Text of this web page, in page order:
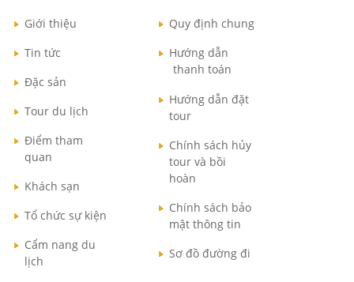
Giới thiệu
Tin tức
Đặc sản
Tour du lịch
Điểm tham
quan
Khách sạn
Tổ chức sự kiện
Cẩm nang du
lịch
Quy định chung
Hướng dẫn
thanh toán
Hướng dẫn đặt
tour
Chính sách hủy
tour và bồi
hoàn
Chính sách bảo
mật thông tin
Sơ đồ đường đi